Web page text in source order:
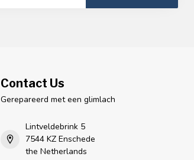
Contact Us
Gerepareerd met een glimlach
Lintveldebrink 5
7544 KZ Enschede
the Netherlands